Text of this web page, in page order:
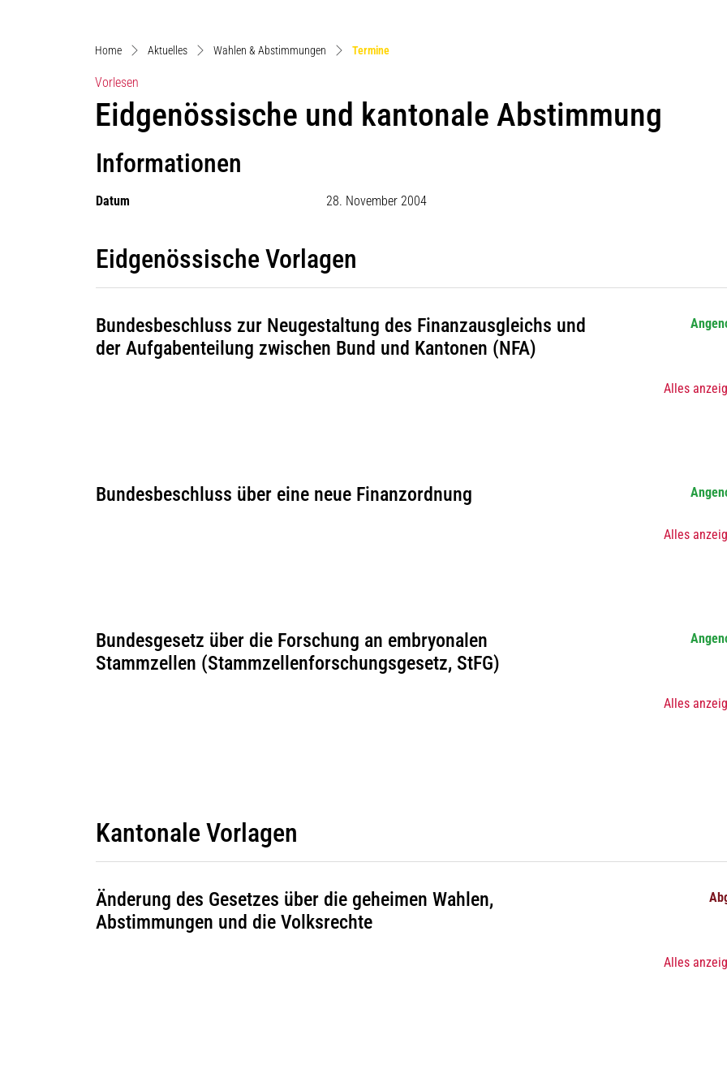
Home Aktuelles Wahlen & Abstimmungen Termine(ausgewählt)
Vorlesen
Eidgenössische und kantonale Abstimmung
Informationen
Datum 28. November 2004
Eidgenössische Vorlagen
Bundesbeschluss zur Neugestaltung des Finanzausgleichs und
der Aufgabenteilung zwischen Bund und Kantonen (NFA)
Alles
Bundesbeschluss über eine neue Finanzordnung
Alles
Bundesgesetz über die Forschung an embryonalen
Stammzellen (Stammzellenforschungsgesetz, StFG)
Alles
Kantonale Vorlagen
Änderung des Gesetzes über die geheimen Wahlen,
Abstimmungen und die Volksrechte
Alles